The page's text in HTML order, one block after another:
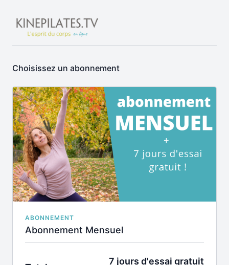
Choisissez un abonnement
ABONNEMENT
Abonnement Mensuel
7 jours d'essai gratuit